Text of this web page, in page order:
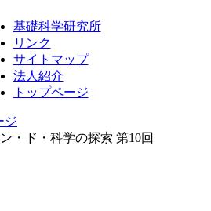
基礎科学研究所
リンク
サイトマップ
法人紹介
トップページ
・ド・科学の探索 第10回